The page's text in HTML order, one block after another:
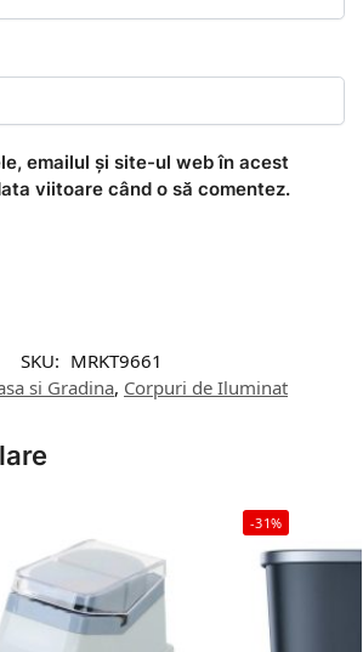
emailul și site-ul web în acest
viitoare când o să comentez.
SKU: MRKT9661
si Gradina, Corpuri de Iluminat
-31%